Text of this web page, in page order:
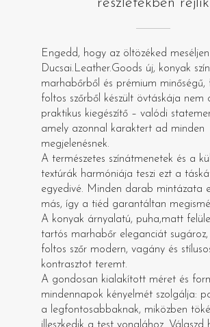
Engedd, hogy az öltözéked
Ducsai.Leather.Goods új, konyak
marhabőrből és prémium minőségű,
foltos szőrből készült övtáskája nem
praktikus kiegészítő – valódi
amely azonnal karaktert ad minden
megjelenésnek.
A természetes színátmenetek és a
textúrák harmóniája teszi ezt a
egyedivé. Minden darab mintázata
más, így a tiéd garantáltan
A konyak árnyalatú, puha,matt
tartós marhabőr eleganciát
foltos szőr modern, vagány és
kontrasztot teremt.
A gondosan kialakított méret és
mindennapok kényelmét szolgálja:
a legfontosabbaknak, miközben